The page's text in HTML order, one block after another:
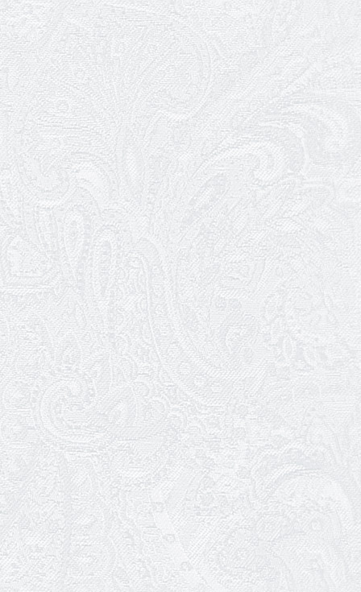
Шукаємо інженерів і техніків
17.05.2026
Ювілей Валентини Бородіної
13.05.2026
Конкурс на заміщення вакантних
посад
12.05.2026
Ювілей Світлани Коцюренко
10.05.2026
Онлайн-трансляція концерту «Хто
кого?»
09.05.2026
Ювілей Олександра Ланге
08.05.2026
Відновлення мюзиклу «Ханум»
06.05.2026
Вітаємо з прем'єрою у виставі «Два
кольори однієї долі» Катерину Мись!
26.04.2026
З першою прем'єрою 2026 року!
25.04.2026
Трудовий ювілей Ауріки Ахметової
24.04.2026
З прем'єрою вистави «Божевільна